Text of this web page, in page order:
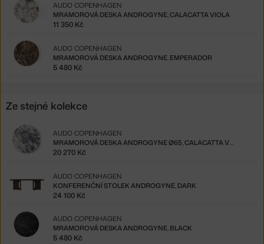
MRAMOROVÁ DESKA ANDROGYNE, CALACATTA VIOLA
AUDO COPENHAGEN
11 350 Kč
MRAMOROVÁ DESKA ANDROGYNE, EMPERADOR
AUDO COPENHAGEN
5 480 Kč
Ze stejné kolekce
MRAMOROVÁ DESKA ANDROGYNE Ø65, CALACATTA VIOLA
AUDO COPENHAGEN
20 270 Kč
KONFERENČNÍ STOLEK ANDROGYNE, DARK
AUDO COPENHAGEN
24 100 Kč
MRAMOROVÁ DESKA ANDROGYNE, BLACK
AUDO COPENHAGEN
5 480 Kč